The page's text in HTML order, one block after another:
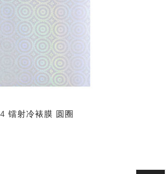
镭射冷裱膜 圆圈